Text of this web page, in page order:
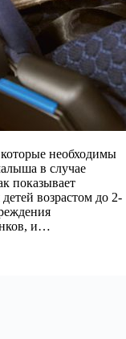
необходимы
в случае
показывает
возрастом до 2-
и…